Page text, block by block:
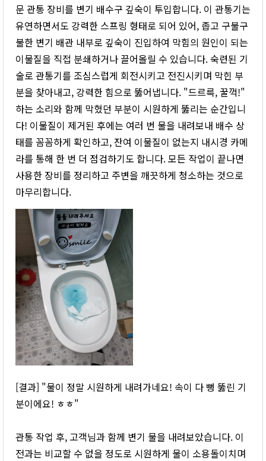
문 관통 장비를 변기 배수구 깊숙이 투입합니다. 이 관통기는
유연하면서도 강력한 스프링 형태로 되어 있어, 좁고 구불구
불한 변기 배관 내부로 깊숙이 진입하여 막힘의 원인이 되는
이물질을 직접 분쇄하거나 끌어올릴 수 있습니다. 숙련된 기
술로 관통기를 조심스럽게 회전시키고 전진시키며 막힌 부
분을 찾아내고, 강력한 힘으로 뚫어냅니다. "드르륵, 꿀꺽!"
하는 소리와 함께 막혔던 부분이 시원하게 뚫리는 순간입니
다! 이물질이 제거된 후에는 여러 번 물을 내려보내 배수 상
태를 꼼꼼하게 확인하고, 잔여 이물질이 없는지 내시경 카메
라를 통해 한 번 더 점검하기도 합니다. 모든 작업이 끝나면
사용한 장비를 정리하고 주변을 깨끗하게 청소하는 것으로
마무리합니다.
[결과] "물이 정말 시원하게 내려가네요! 속이 다 뻥 뚫린 기
분이에요! ㅎㅎ"
관통 작업 후, 고객님과 함께 변기 물을 내려보았습니다. 이
전과는 비교할 수 없을 정도로 시원하게 물이 소용돌이치며